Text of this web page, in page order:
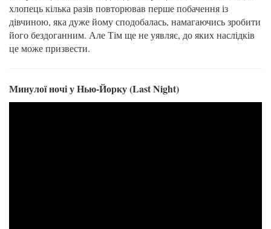
хлопець кілька разів повторював перше побачення із
дівчиною, яка дуже йому сподобалась, намагаючись зробити
його бездоганним. Але Тім ще не уявляє, до яких наслідків
це може призвести.
Минулої ночі у Нью-Йорку (Last Night)